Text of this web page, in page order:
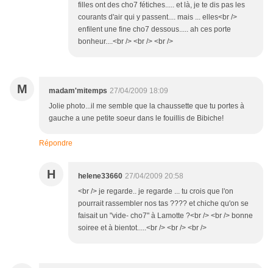
filles ont des cho7 fétiches..... et là, je te dis pas les
courants d'air qui y passent.... mais ... elles<br />
enfilent une fine cho7 dessous..... ah ces porte
bonheur....<br /> <br /> <br />
M madam'mitemps 27/04/2009 18:09
Jolie photo...il me semble que la chaussette que tu portes à
gauche a une petite soeur dans le fouillis de Bibiche!
Répondre
H helene33660 27/04/2009 20:58
<br /> je regarde.. je regarde ... tu crois que l'on
pourrait rassembler nos tas ???? et chiche qu'on se
faisait un "vide- cho7" à Lamotte ?<br /> <br /> bonne
soiree et à bientot.....<br /> <br /> <br />